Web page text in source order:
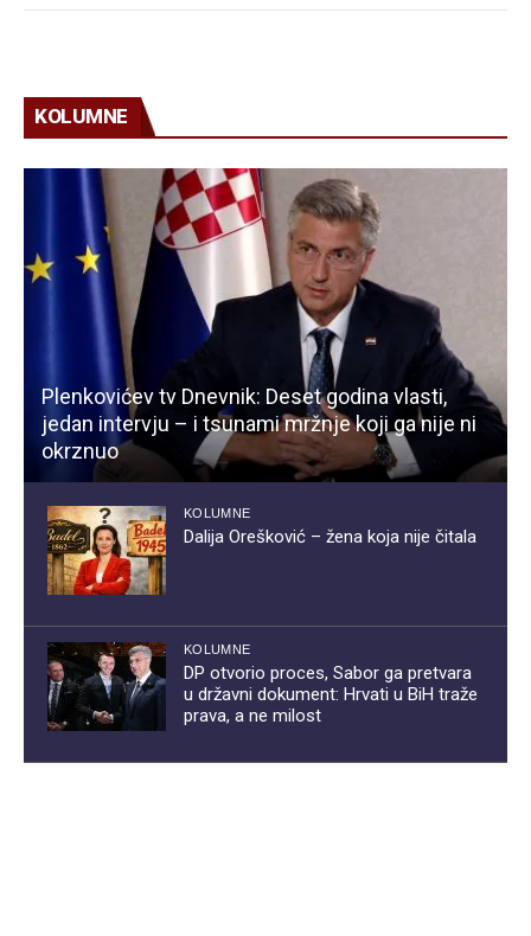
KOLUMNE
Plenkovićev tv Dnevnik: Deset godina vlasti,
jedan intervju – i tsunami mržnje koji ga nije ni
okrznuo
KOLUMNE
Dalija Orešković – žena koja nije čitala
KOLUMNE
DP otvorio proces, Sabor ga pretvara
u državni dokument: Hrvati u BiH traže
prava, a ne milost